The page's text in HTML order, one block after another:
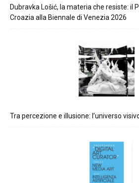
Dubravka Lošić, la materia che resiste: il
Croazia alla Biennale di Venezia 2026
Tra percezione e illusione: l’universo